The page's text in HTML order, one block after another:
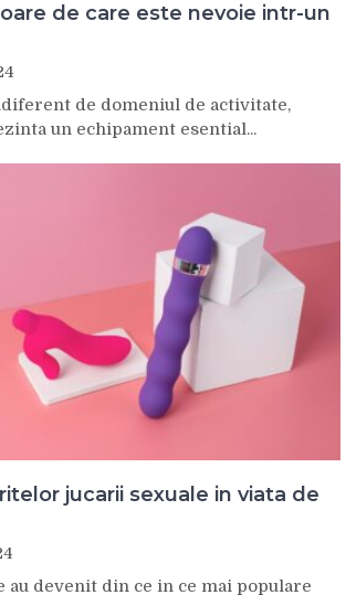
de care este nevoie intr-un
de domeniul de activitate,
un echipament esential...
jucarii sexuale in viata de
au devenit din ce in ce mai populare